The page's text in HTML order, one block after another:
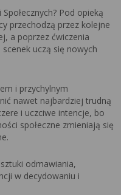
Pod opieką
przechodzą przez kolejne
a poprzez ćwiczenia
uczą się nowych
i przychylnym
nawet najbardziej trudną
i uczciwe intencje, bo
społeczne zmieniają się
odmawiania,
w decydowaniu i